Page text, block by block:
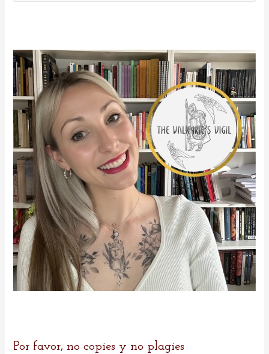
r
p
o
r
:
Por favor, no copies y no plagies